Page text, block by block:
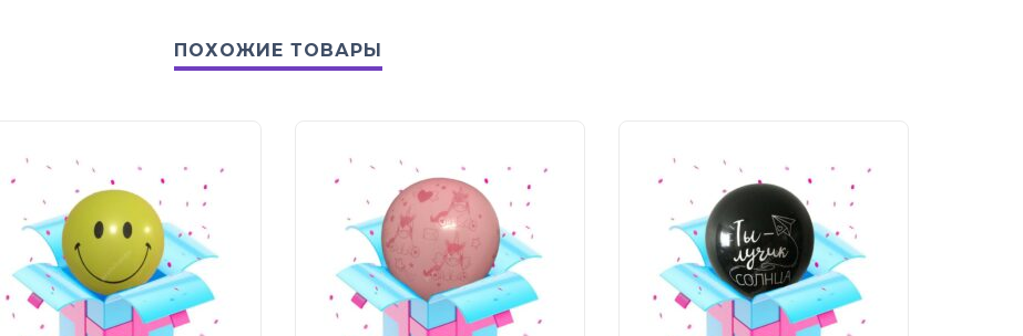
ПОХОЖИЕ ТОВАРЫ